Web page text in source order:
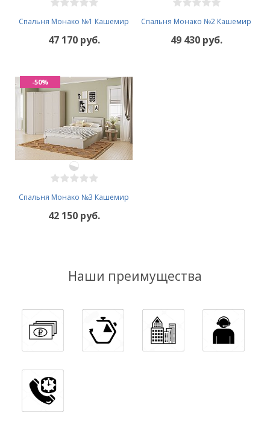
Спальня Монако №1 Кашемир
47 170 руб.
Спальня Монако №2 Кашемир
49 430 руб.
Спальня Монако №3 Кашемир
42 150 руб.
-50%
Наши преимущества